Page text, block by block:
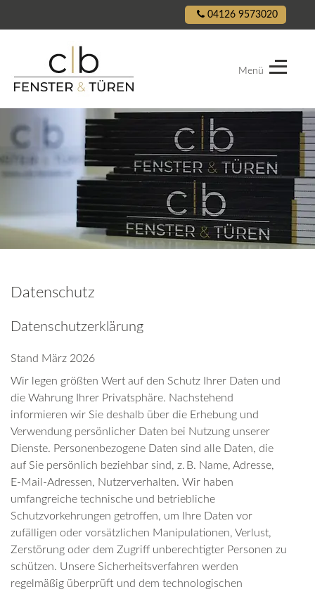
04126 9573020
Fenster
Menü
Datenschutz
Datenschutzerklärung
Stand März 2026
Wir legen größten Wert auf den Schutz Ihrer Daten und
die Wahrung Ihrer Privatsphäre. Nachstehend
informieren wir Sie deshalb über die Erhebung und
Verwendung persönlicher Daten bei Nutzung unserer
Dienste. Personenbezogene Daten sind alle Daten, die
auf Sie persönlich beziehbar sind, z. B. Name, Adresse,
E-Mail-Adressen, Nutzerverhalten. Wir haben
umfangreiche technische und betriebliche
Schutzvorkehrungen getroffen, um Ihre Daten vor
zufälligen oder vorsätzlichen Manipulationen, Verlust,
Zerstörung oder dem Zugriff unberechtigter Personen zu
schützen. Unsere Sicherheitsverfahren werden
regelmäßig überprüft und dem technologischen